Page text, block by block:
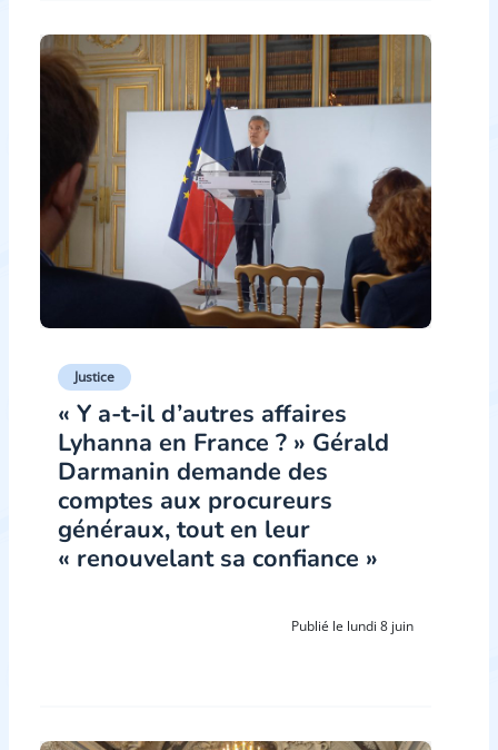
Justice
« Y a-t-il d’autres affaires
Lyhanna en France ? » Gérald
Darmanin demande des
comptes aux procureurs
généraux, tout en leur
« renouvelant sa confiance »
Publié le lundi 8 juin